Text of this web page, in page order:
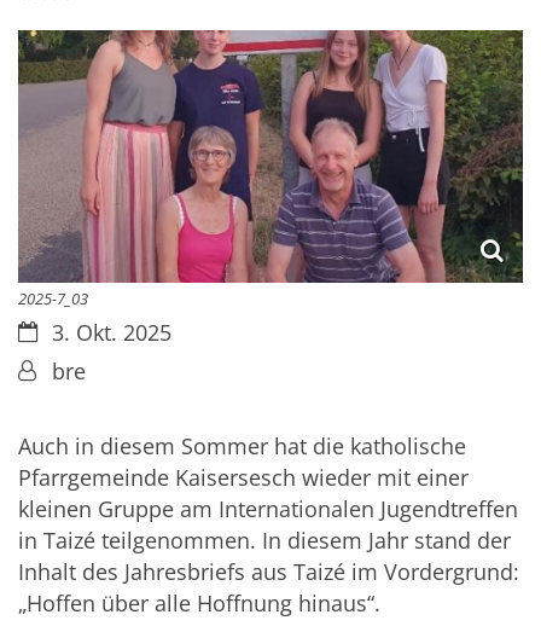
2025-7_03
Datum:
3. Okt. 2025
Von:bre
Auch in diesem Sommer hat die katholische
Pfarrgemeinde Kaisersesch wieder mit einer
kleinen Gruppe am Internationalen Jugendtreffen
in Taizé teilgenommen. In diesem Jahr stand der
Inhalt des Jahresbriefs aus Taizé im Vordergrund:
„Hoffen über alle Hoffnung hinaus“.